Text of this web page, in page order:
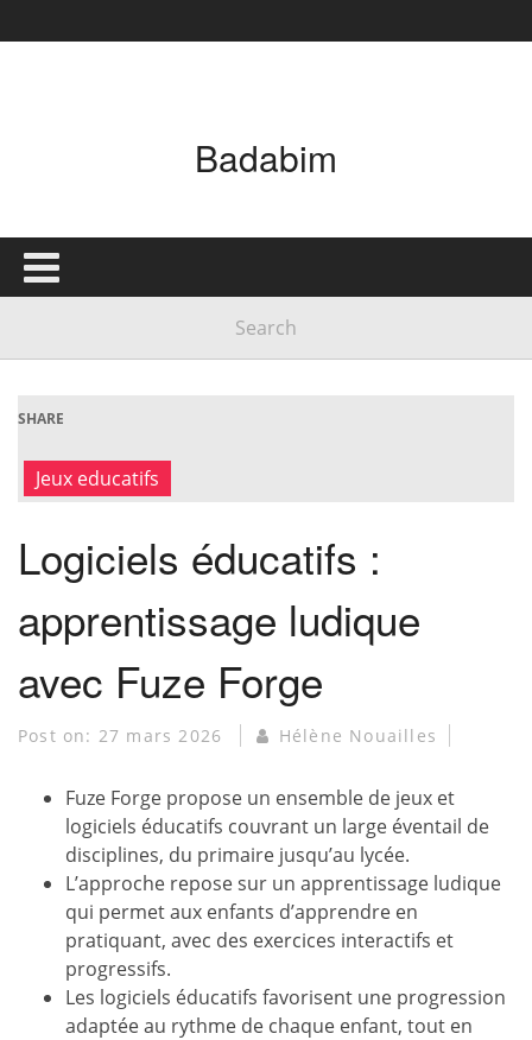
Badabim
SHARE
Jeux educatifs
Logiciels éducatifs :
apprentissage ludique
avec Fuze Forge
Post on: 27 mars 2026 Hélène Nouailles
Fuze Forge propose un ensemble de jeux et
logiciels éducatifs couvrant un large éventail de
disciplines, du primaire jusqu’au lycée.
L’approche repose sur un apprentissage ludique
qui permet aux enfants d’apprendre en
pratiquant, avec des exercices interactifs et
progressifs.
Les logiciels éducatifs favorisent une progression
adaptée au rythme de chaque enfant, tout en